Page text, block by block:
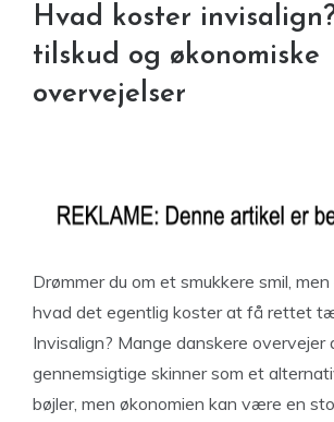
Hvad koster
tilskud og økonomiske
overvejelser
Drømmer du om et smukkere smil,
hvad det egentlig koster at få rettet
Invisalign? Mange danskere overvejer
gennemsigtige skinner som et
bøjler, men økonomien kan være en